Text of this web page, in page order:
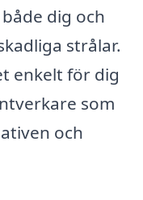
dig och
strålar.
enkelt för dig
som
och